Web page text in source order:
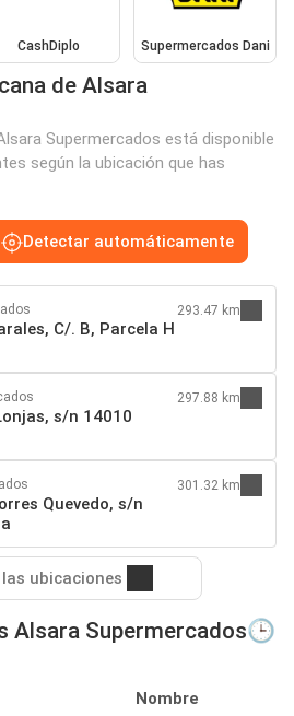
CashDiplo Supermercados Dani
de Alsara
Supermercados está disponible
según la ubicación que has
Detectar automáticamente
C/. B, Parcela H
293.47 km
s/n 14010
297.88 km
Quevedo, s/n
301.32 km
las ubicaciones
Alsara Supermercados🕒
Nombre